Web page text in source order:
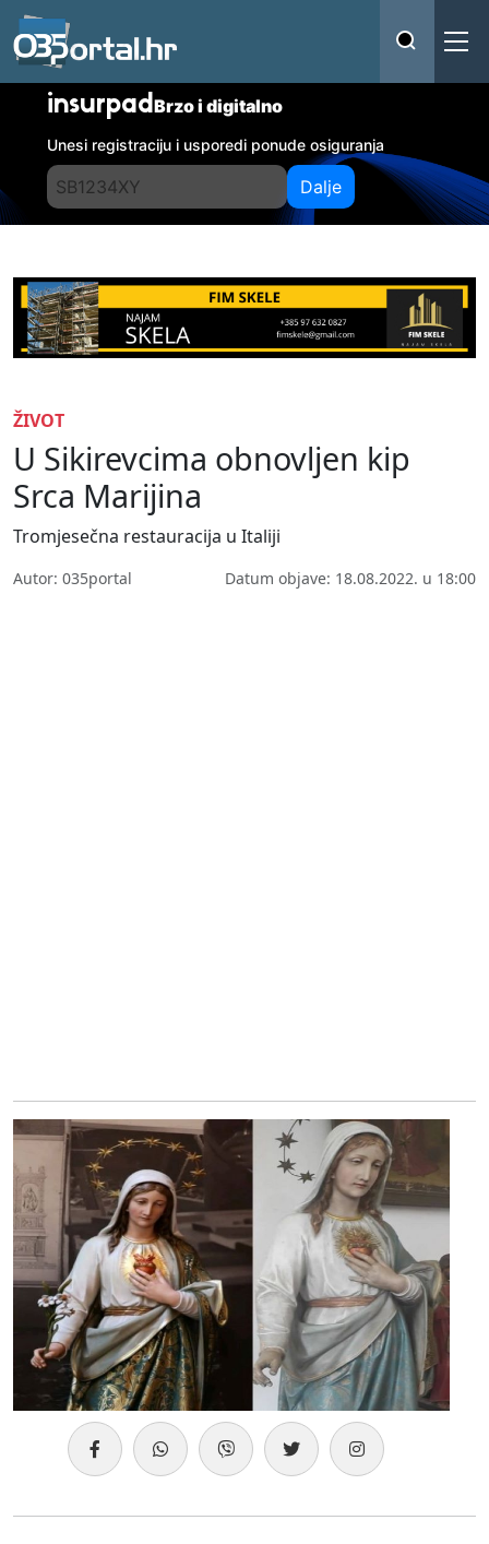
insurpadBrzo i digitalno
Unesi registraciju i usporedi ponude osiguranja
Dalje
ŽIVOT
U Sikirevcima obnovljen kip
Srca Marijina
Tromjesečna restauracija u Italiji
Autor: 035portal Datum objave: 18.08.2022. u 18:00